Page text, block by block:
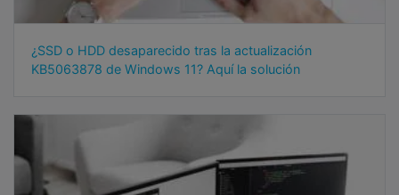
¿SSD o HDD desaparecido tras la actualización
KB5063878 de Windows 11? Aquí la solución